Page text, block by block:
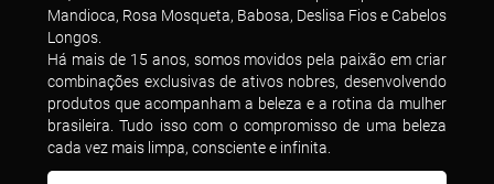
Mandioca, Rosa Mosqueta, Babosa, Deslisa Fios e Cabelos
Longos.
Há mais de 15 anos, somos movidos pela paixão em criar
combinações exclusivas de ativos nobres, desenvolvendo
produtos que acompanham a beleza e a rotina da mulher
brasileira. Tudo isso com o compromisso de uma beleza
cada vez mais limpa, consciente e infinita.